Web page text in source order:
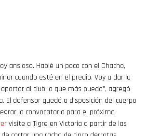
ansioso. Hablé un poco con el Chacho,
cuando esté en el predio. Voy a dar lo
al club lo que más pueda”, agregó
El defensor quedó a disposición del cuerpo
la convocatoria para el próximo
visite a Tigre en Victoria a partir de las